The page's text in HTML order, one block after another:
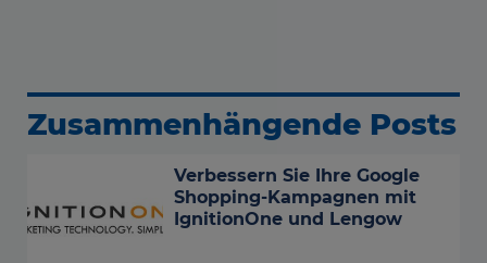
Zusammenhängende Posts
Verbessern Sie Ihre Google
Shopping-Kampagnen mit
IgnitionOne und Lengow